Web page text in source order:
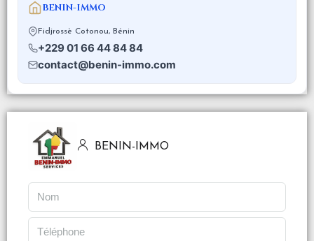
BENIN-IMMO
Fidjrossè Cotonou, Bénin
+229 01 66 44 84 84
contact@benin-immo.com
BENIN-IMMO